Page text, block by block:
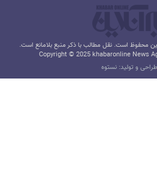
محفوظ است. نقل مطالب با ذکر منبع بلامانع است.
Copyright © 2025 khabaronline News
طراحی و تولید: نستوه